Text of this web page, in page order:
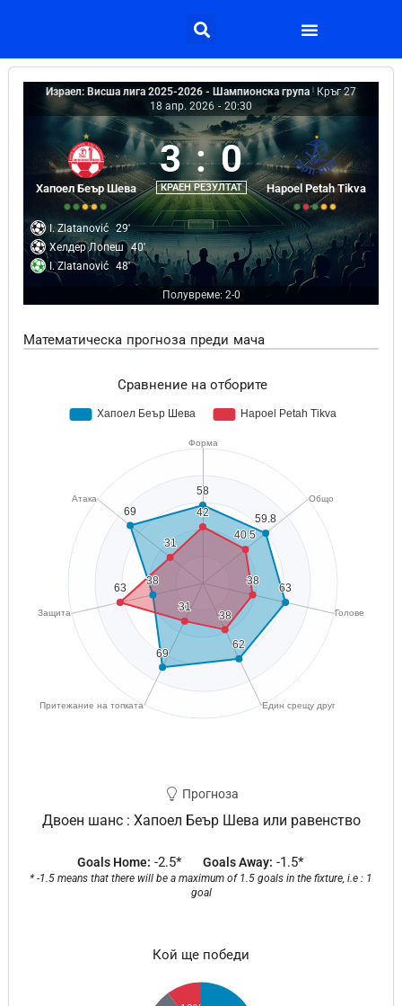
Израел: Висша лига 2025-2026 - Шампионска група
Кръг 27
18 апр. 2026 - 20:30
Хапоел Беър Шева
3 : 0
КРАЕН РЕЗУЛТАТ Hapoel Petah Tikva
I. Zlatanović 29'
Хелдер Лопеш
40'
I. Zlatanović 48'
Полувреме: 2-0
Математическа прогноза преди мача
Сравнение на отборите
Прогноза
Двоен шанс : Хапоел Беър Шева или равенство
Goals Home: -2.5* Goals Away: -1.5*
* -1.5 means that there will be a maximum of 1.5 goals in the fixture, i.e : 1
goal
Кой ще победи